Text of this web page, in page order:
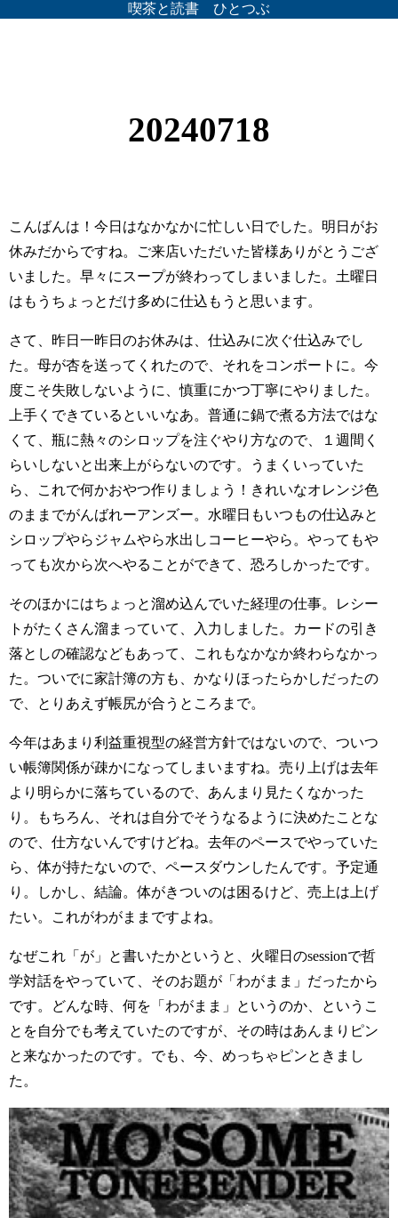
喫茶と読書 ひとつぶ
20240718
こんばんは！今日はなかなかに忙しい日でした。明日がお
休みだからですね。ご来店いただいた皆様ありがとうござ
いました。早々にスープが終わってしまいました。土曜日
はもうちょっとだけ多めに仕込もうと思います。
さて、昨日一昨日のお休みは、仕込みに次ぐ仕込みでし
た。母が杏を送ってくれたので、それをコンポートに。今
度こそ失敗しないように、慎重にかつ丁寧にやりました。
上手くできているといいなあ。普通に鍋で煮る方法ではな
くて、瓶に熱々のシロップを注ぐやり方なので、１週間く
らいしないと出来上がらないのです。うまくいっていた
ら、これで何かおやつ作りましょう！きれいなオレンジ色
のままでがんばれーアンズー。水曜日もいつもの仕込みと
シロップやらジャムやら水出しコーヒーやら。やってもや
っても次から次へやることができて、恐ろしかったです。
そのほかにはちょっと溜め込んでいた経理の仕事。レシー
トがたくさん溜まっていて、入力しました。カードの引き
落としの確認などもあって、これもなかなか終わらなかっ
た。ついでに家計簿の方も、かなりほったらかしだったの
で、とりあえず帳尻が合うところまで。
今年はあまり利益重視型の経営方針ではないので、ついつ
い帳簿関係が疎かになってしまいますね。売り上げは去年
より明らかに落ちているので、あんまり見たくなかった
り。もちろん、それは自分でそうなるように決めたことな
ので、仕方ないんですけどね。去年のペースでやっていた
ら、体が持たないので、ペースダウンしたんです。予定通
り。しかし、結論。体がきついのは困るけど、売上は上げ
たい。これがわがままですよね。
なぜこれ「が」と書いたかというと、火曜日のsessionで哲
学対話をやっていて、そのお題が「わがまま」だったから
です。どんな時、何を「わがまま」というのか、というこ
とを自分でも考えていたのですが、その時はあんまりピン
と来なかったのです。でも、今、めっちゃピンときまし
た。